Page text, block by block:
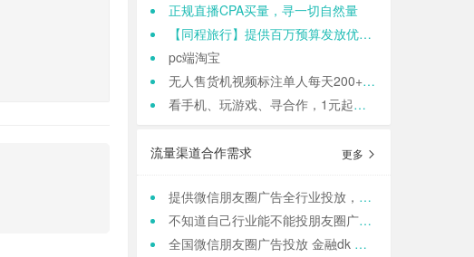
正规直播CPA买量，寻一切自然量
【同程旅行】提供百万预算发放优惠券，寻cps流量渠道
pc端淘宝
无人售货机视频标注单人每天200+适合各种人群 结算:日结
看手机、玩游戏、寻合作，1元起提现，零门槛加入,轻轻松松日结,寻找合作小伙伴（CPA/CPL）
流量渠道合作需求 更多
提供微信朋友圈广告全行业投放，一站式运营，当头出图，包过审！
不知道自己行业能不能投朋友圈广告？来这里，六安微点全行业可投！包资质！
全国微信朋友圈广告投放 金融dk 上门spa k12教育 相亲 医院医美 国学等禁投行业包资质 过审 无需保证金